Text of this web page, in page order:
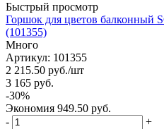
Быстрый просмотр
Горшок для цветов балконный
(101355)
Много
Артикул: 101355
2 215.50 руб./шт
3 165 руб.
-30%
Экономия 949.50 руб.
-
+